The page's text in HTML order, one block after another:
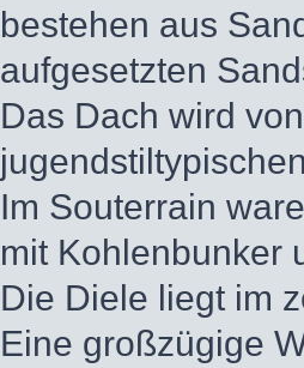
bestehen aus
aufgesetzten
Das Dach wird
Im Souterrain
mit Kohlenbunker
Die Diele liegt im
Eine großzügige